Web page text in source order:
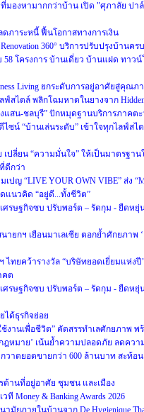
ที่มองหามากกว่าบ้าน เปิด "ศุภาลัย ป
ภาระหนี้ ฟื้นโอกาสทางการเงิน
360° บริการปรับปรุงบ้านคร
โครงการ บ้านเดี่ยว บ้านแฝด ทาว
Living ยกระดับการอยู่อาศัยสู่คุณ
สไตล์ พลิกโฉมหาดในยางจาก Hidden
แสน-ชลบุรี” ปักหมุดฐานบริการภาคต
ซน์ “บ้านเล่นระดับ” เข้าใจทุกไลฟ์ส
ปลี่ยน “ความมั่นใจ” ให้เป็นมาตรฐา
ดีกว่า
ปญ “LIVE YOUR OWN VIBE” ส่ง
แนวคิด “อยู่ดี...ทั้งชีวิต”
ศรษฐกิจซบ ปรับพอร์ต – รัดกุม - ยืดหยุ่
ายกฯ เยือนมาเลเซีย ตอกย้ำศักยภาพ
ทยคว้ารางวัล “บริษัทยอดเยี่ยมแห่งปี”
คต
ศรษฐกิจซบ ปรับพอร์ต – รัดกุม - ยืดหยุ่
ได้ธุรกิจย่อย
นเพื่อชีวิต” คัดสรรทำเลศักยภาพ พร้
หมาย’ เน้นย้ำความปลอดภัย ลดควา
าดยอดขายกว่า 600 ล้านบาท สะท้อน
านที่อยู่อาศัย ชุมชน และเมือง
Money & Banking Awards 2026
ยภายในบ้านจาก De Hygienique